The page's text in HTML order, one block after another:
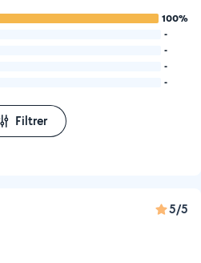
100%
-
-
-
-
Filtrer
5/5